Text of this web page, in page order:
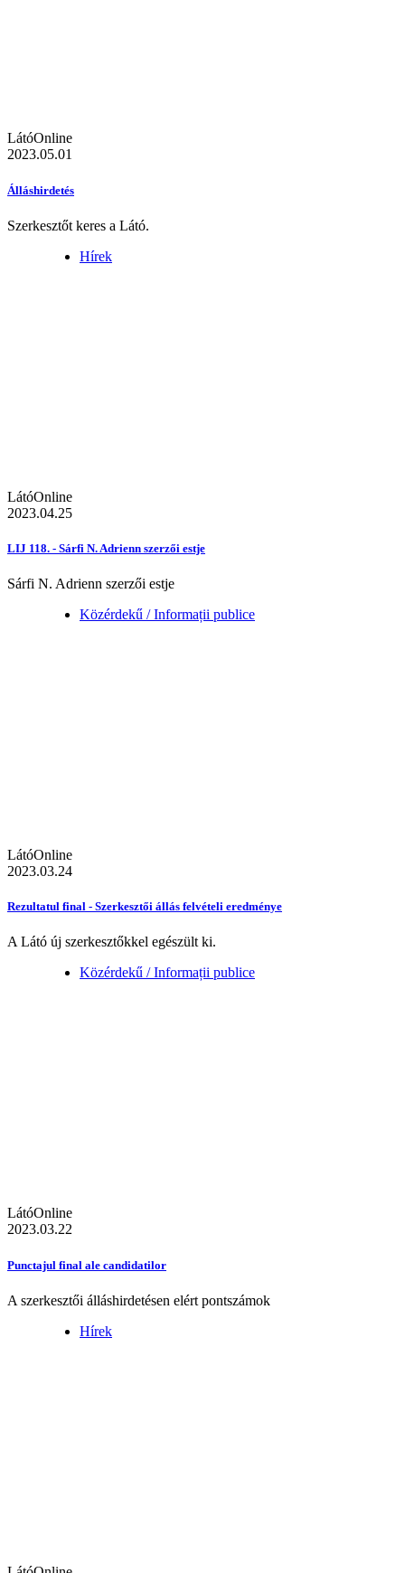
LátóOnline
2023.05.01
Álláshirdetés
Szerkesztőt keres a Látó.
Hírek
LátóOnline
2023.04.25
LIJ 118. - Sárfi N. Adrienn szerzői estje
Sárfi N. Adrienn szerzői estje
Közérdekű / Informații publice
LátóOnline
2023.03.24
Rezultatul final - Szerkesztői állás felvételi eredménye
A Látó új szerkesztőkkel egészült ki.
Közérdekű / Informații publice
LátóOnline
2023.03.22
Punctajul final ale candidatilor
A szerkesztői álláshirdetésen elért pontszámok
Hírek